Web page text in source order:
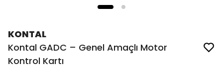
KONTAL
Kontal GADC – Genel Amaçlı Motor
Kontrol Kartı